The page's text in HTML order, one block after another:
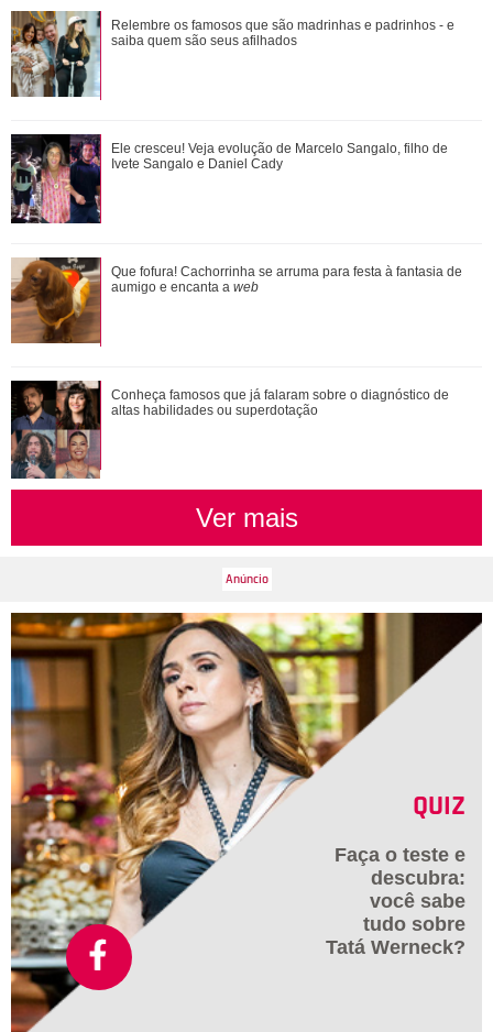
Ele cresceu! Veja evolução de Marcelo Sangalo, filho de
Ivete Sangalo e Daniel Cady
Omar e Alika conversam sobre a retomada de Batanga,
quando Tonho chega. Saiba o que vai acont...
Adriana vê Pedro e Bruna no restaurante. Confira o que vai
rolar nesta sexta-feira em Quem A...
Conheça famosos que já falaram sobre o diagnóstico de
altas habilidades ou superdotação
Relembre os famosos que são madrinhas e padrinhos - e
saiba quem são seus afilhados
Ele cresceu! Veja evolução de Marcelo Sangalo, filho de
Ivete Sangalo e Daniel Cady
Que fofura! Cachorrinha se arruma para festa à fantasia de
aumigo e encanta a web
Conheça famosos que já falaram sobre o diagnóstico de
altas habilidades ou superdotação
Ver mais
QUIZ
Faça o teste e
descubra:
você sabe
tudo sobre
Tatá Werneck?